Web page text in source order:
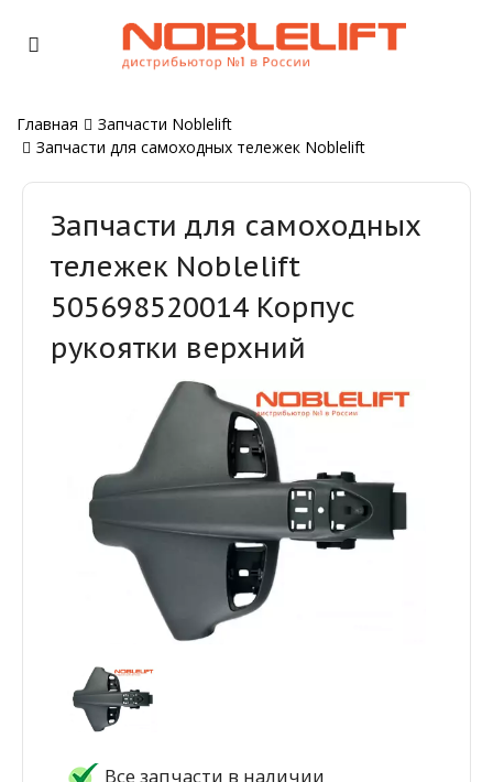
Главная
Запчасти Noblelift
Запчасти для самоходных тележек Noblelift
Запчасти для самоходных
тележек Noblelift
505698520014 Корпус
рукоятки верхний
Все запчасти в наличии